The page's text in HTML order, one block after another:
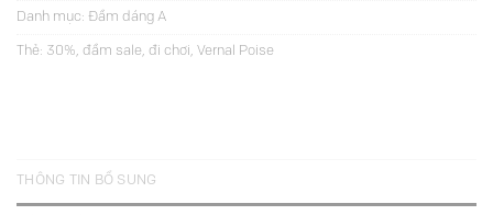
Danh mục: Đầm dáng A
Thẻ: 30%, đầm sale, đi chơi, Vernal Poise
THÔNG TIN BỔ SUNG